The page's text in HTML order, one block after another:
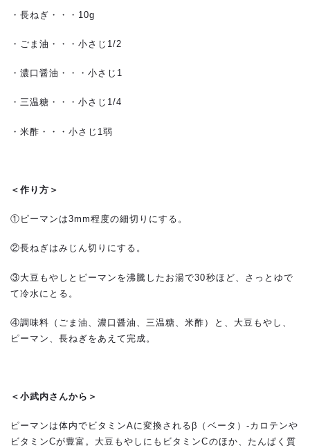
・長ねぎ・・・10g
・ごま油・・・小さじ1/2
・濃口醤油・・・小さじ1
・三温糖・・・小さじ1/4
・米酢・・・小さじ1弱
＜作り方＞
①ピーマンは3mm程度の細切りにする。
②長ねぎはみじん切りにする。
③大豆もやしとピーマンを沸騰したお湯で30秒ほど、さっとゆで
て冷水にとる。
④調味料（ごま油、濃口醤油、三温糖、米酢）と、大豆もやし、
ピーマン、長ねぎをあえて完成。
＜小武内さんから＞
ピーマンは体内でビタミンAに変換されるβ（ベータ）-カロテンや
ビタミンCが豊富。大豆もやしにもビタミンCのほか、たんぱく質